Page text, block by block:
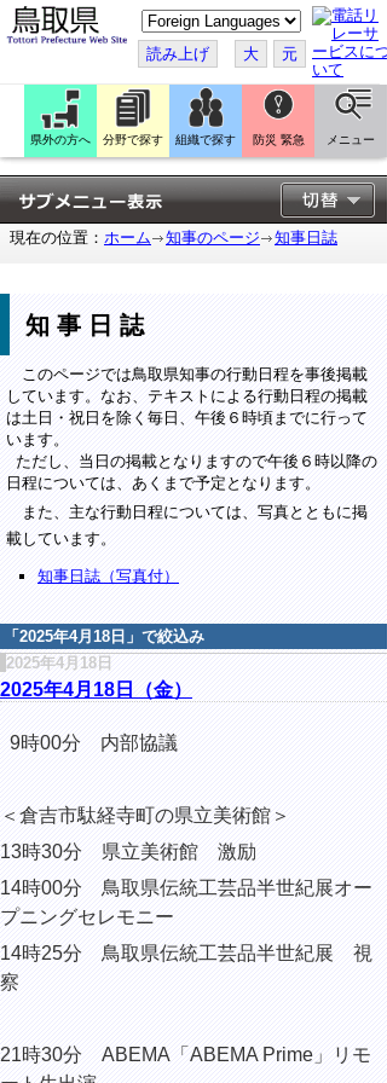
こ
の
ペ
ー
ジ
翻
訳
す
る
読み上げ 大 元
県外の方へ 分野で探す 組織で探す 防災 緊急 メニュー
現在の位置： ホーム 知事のページ 知事日誌
知事日誌
このページでは鳥取県知事の行動日程を事後掲載
しています。なお、テキストによる行動日程の掲載
は土日・祝日を除く毎日、午後６時頃までに行って
います。
ただし、当日の掲載となりますので午後６時以降の
日程については、あくまで予定となります。
また、主な行動日程については、写真とともに掲
載しています。
知事日誌（写真付）
「 2025年4月18日 」で絞込み
2025年4月18日
2025年4月18日（金）
9時00分 内部協議
＜倉吉市駄経寺町の県立美術館＞
13時30分 県立美術館 激励
14時00分 鳥取県伝統工芸品半世紀展オー
プニングセレモニー
14時25分 鳥取県伝統工芸品半世紀展 視
察
21時30分 ABEMA「ABEMA Prime」リモ